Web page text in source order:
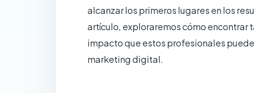
alcanzar los primeros lugares en los
artículo, exploraremos cómo encontrar
impacto que estos profesionales
marketing digital.